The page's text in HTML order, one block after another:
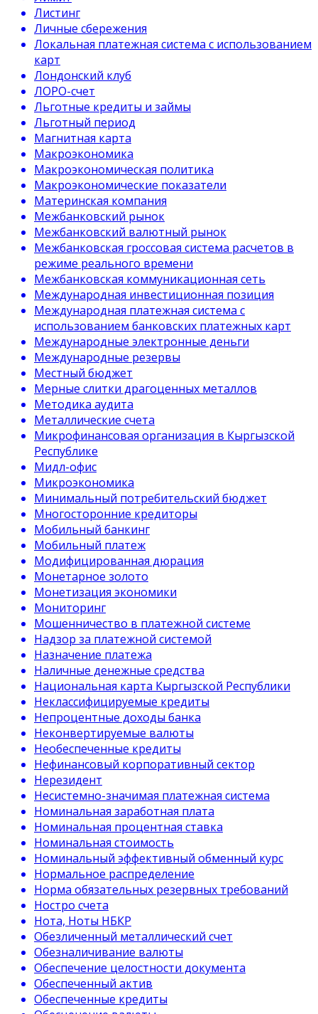
Листинг
Личные сбережения
Локальная платежная система с использованием
карт
Лондонский клуб
ЛОРО-счет
Льготные кредиты и займы
Льготный период
Магнитная карта
Макроэкономика
Макроэкономическая политика
Макроэкономические показатели
Материнская компания
Межбанковский рынок
Межбанковский валютный рынок
Межбанковская гроссовая система расчетов в
режиме реального времени
Межбанковская коммуникационная сеть
Международная инвестиционная позиция
Международная платежная система с
использованием банковских платежных карт
Международные электронные деньги
Международные резервы
Местный бюджет
Мерные слитки драгоценных металлов
Методика аудита
Металлические счета
Микрофинансовая организация в Кыргызской
Республике
Мидл-офис
Микроэкономика
Минимальный потребительский бюджет
Многосторонние кредиторы
Мобильный банкинг
Мобильный платеж
Модифицированная дюрация
Монетарное золото
Монетизация экономики
Мониторинг
Мошенничество в платежной системе
Надзор за платежной системой
Назначение платежа
Наличные денежные средства
Национальная карта Кыргызской Республики
Неклассифицируемые кредиты
Непроцентные доходы банка
Неконвертируемые валюты
Необеспеченные кредиты
Нефинансовый корпоративный сектор
Нерезидент
Несистемно-значимая платежная система
Номинальная заработная плата
Номинальная процентная ставка
Номинальная стоимость
Номинальный эффективный обменный курс
Нормальное распределение
Норма обязательных резервных требований
Ностро счета
Нота, Ноты НБКР
Обезличенный металлический счет
Обезналичивание валюты
Обеспечение целостности документа
Обеспеченный актив
Обеспеченные кредиты